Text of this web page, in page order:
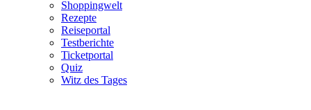
Shoppingwelt
Rezepte
Reiseportal
Testberichte
Ticketportal
Quiz
Witz des Tages